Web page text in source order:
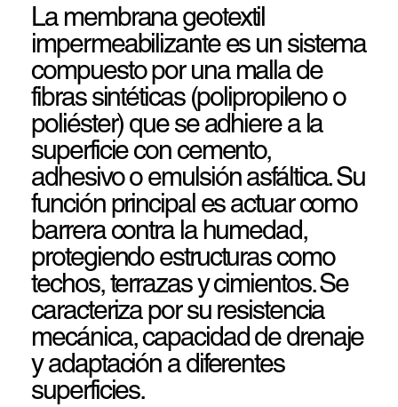
La membrana geotextil
impermeabilizante es un sistema
compuesto por una malla de
fibras sintéticas (polipropileno o
poliéster) que se adhiere a la
superficie con cemento,
adhesivo o emulsión asfáltica. Su
función principal es actuar como
barrera contra la humedad,
protegiendo estructuras como
techos, terrazas y cimientos. Se
caracteriza por su resistencia
mecánica, capacidad de drenaje
y adaptación a diferentes
superficies.